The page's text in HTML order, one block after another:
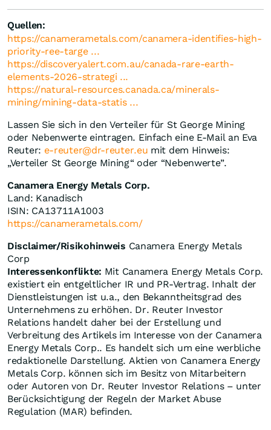
Quellen:
https://canamerametals.com/canamera-identifies-high-
priority-ree-targe ...
https://discoveryalert.com.au/canada-rare-earth-
elements-2026-strategi ...
https://natural-resources.canada.ca/minerals-
mining/mining-data-statis ...
Lassen Sie sich in den Verteiler für St George Mining
oder Nebenwerte eintragen. Einfach eine E-Mail an Eva
Reuter: e-reuter@dr-reuter.eu mit dem Hinweis:
„Verteiler St George Mining“ oder “Nebenwerte”.
Canamera Energy Metals Corp.
Land: Kanadisch
ISIN: CA13711A1003
https://canamerametals.com/
Disclaimer/Risikohinweis Canamera Energy Metals
Corp
Interessenkonflikte: Mit Canamera Energy Metals Corp.
existiert ein entgeltlicher IR und PR-Vertrag. Inhalt der
Dienstleistungen ist u.a., den Bekanntheitsgrad des
Unternehmens zu erhöhen. Dr. Reuter Investor
Relations handelt daher bei der Erstellung und
Verbreitung des Artikels im Interesse von der Canamera
Energy Metals Corp.. Es handelt sich um eine werbliche
redaktionelle Darstellung. Aktien von Canamera Energy
Metals Corp. können sich im Besitz von Mitarbeitern
oder Autoren von Dr. Reuter Investor Relations – unter
Berücksichtigung der Regeln der Market Abuse
Regulation (MAR) befinden.